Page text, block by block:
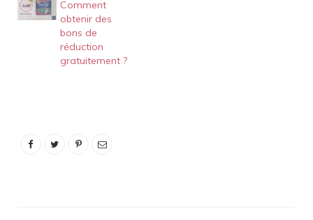
Comment
obtenir des
bons de
réduction
gratuitement ?